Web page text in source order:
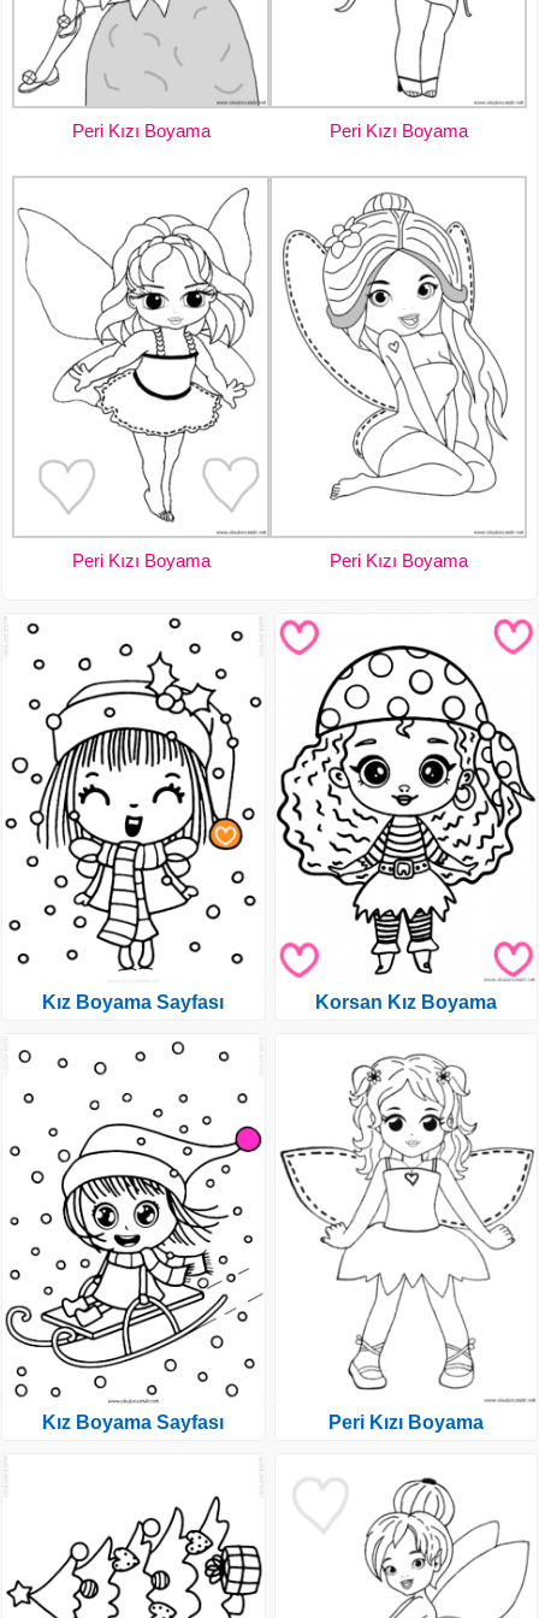
Peri Kızı Boyama Peri Kızı Boyama
Peri Kızı Boyama Peri Kızı Boyama
Kız Boyama Sayfası
Kız Boyama Sayfası
Korsan Kız Boyama
Peri Kızı Boyama